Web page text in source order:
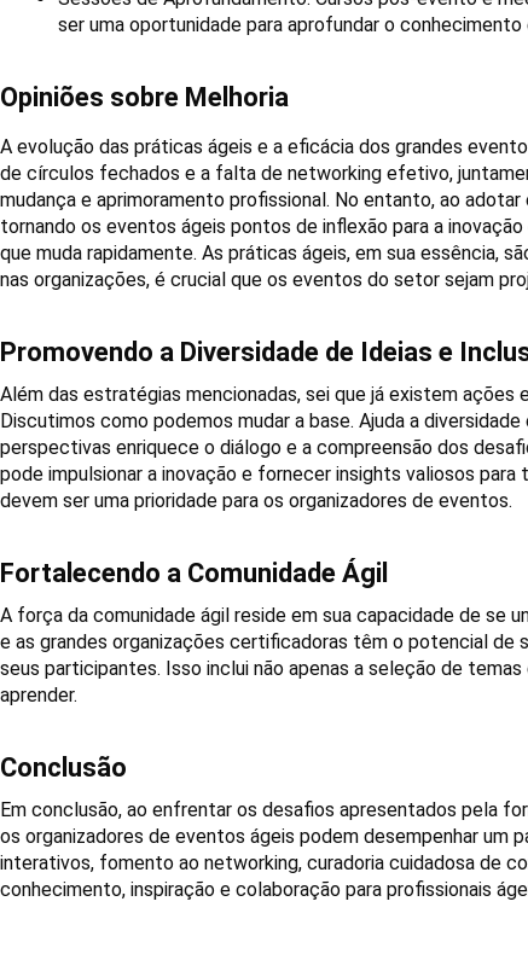
ser uma oportunidade para aprofundar o
Opiniões sobre Melhoria
A evolução das práticas ágeis e a eficácia dos grandes
de círculos fechados e a falta de networking efetivo,
mudança e aprimoramento profissional. No entanto, ao
tornando os eventos ágeis pontos de inflexão para a
que muda rapidamente. As práticas ágeis, em sua essência,
nas organizações, é crucial que os eventos do setor sejam
Promovendo a Diversidade de Ideias e
Além das estratégias mencionadas, sei que já existem
Discutimos como podemos mudar a base. Ajuda a
perspectivas enriquece o diálogo e a compreensão dos
pode impulsionar a inovação e fornecer insights valiosos
devem ser uma prioridade para os organizadores de eventos.
Fortalecendo a Comunidade Ágil
A força da comunidade ágil reside em sua capacidade de se
e as grandes organizações certificadoras têm o potencial de
seus participantes. Isso inclui não apenas a seleção de
aprender.
Conclusão
Em conclusão, ao enfrentar os desafios apresentados pela
os organizadores de eventos ágeis podem desempenhar
interativos, fomento ao networking, curadoria cuidadosa de
conhecimento, inspiração e colaboração para profissionais